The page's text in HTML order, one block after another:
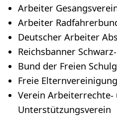
Arbeiter
Arbeiter
Deutscher Arbeiter
Reichsbanner
Bund der Freien
Freie
Verein Arbeiterrechte-
Unterstützungsverein